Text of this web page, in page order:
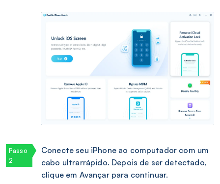
Conecte seu iPhone ao computador com um
cabo ultrarrápido. Depois de ser detectado,
clique em Avançar para continuar.